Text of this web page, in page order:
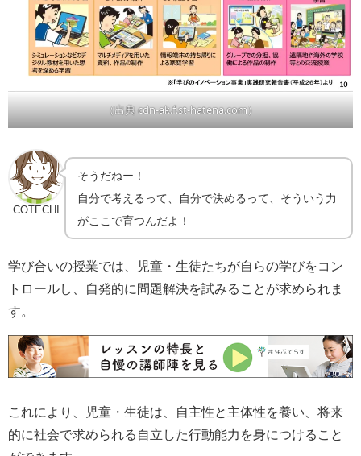
（出典 cdn-ak.f.st-hatena.com）
COTECHI
そうだねー！
自分で考えるって、自分で決めるって、そういう力
がここで育つんだよ！
学び合いの授業では、児童・生徒たちが自らの学びをコン
トロールし、自発的に問題解決を試みることが求められま
す。
これにより、児童・生徒は、自主性と主体性を養い、将来
的に社会で求められる自立した行動能力を身につけること